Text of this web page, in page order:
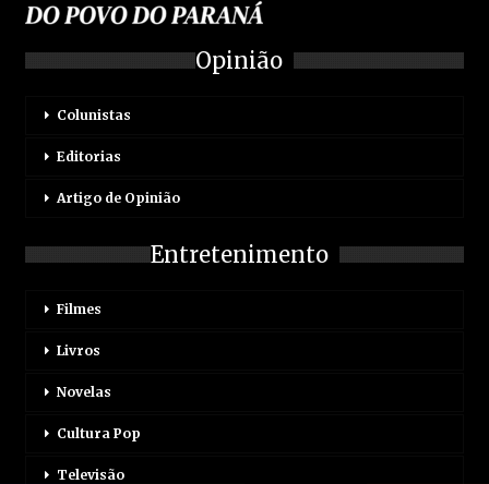
Opinião
Colunistas
Editorias
Artigo de Opinião
Entretenimento
Filmes
Livros
Novelas
Cultura Pop
Televisão